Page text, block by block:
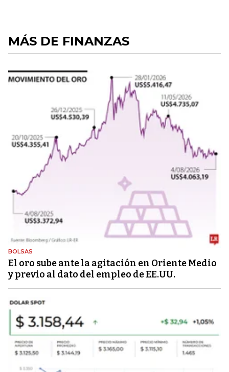
MÁS DE FINANZAS
BOLSAS
El oro sube ante la agitación en Oriente Medio
y previo al dato del empleo de EE.UU.